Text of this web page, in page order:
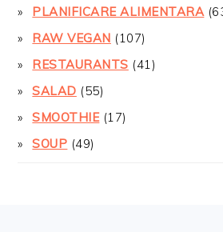
PLANIFICARE ALIMENTARA
RAW VEGAN (107)
RESTAURANTS (41)
SALAD (55)
SMOOTHIE(17)
SOUP (49)